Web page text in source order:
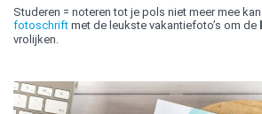
Studeren = noteren tot je pols niet meer mee kan
fotoschrift met de leukste vakantiefoto’s om de
vrolijken.